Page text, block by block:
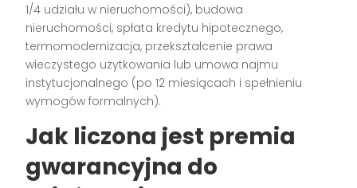
1/4 udziału w nieruchomości), budowa
nieruchomości, spłata kredytu hipotecznego,
termomodernizacja, przekształcenie prawa
wieczystego użytkowania lub umowa najmu
instytucjonalnego (po 12 miesiącach i spełnieniu
wymogów formalnych).
Jak liczona jest premia
gwarancyjna do